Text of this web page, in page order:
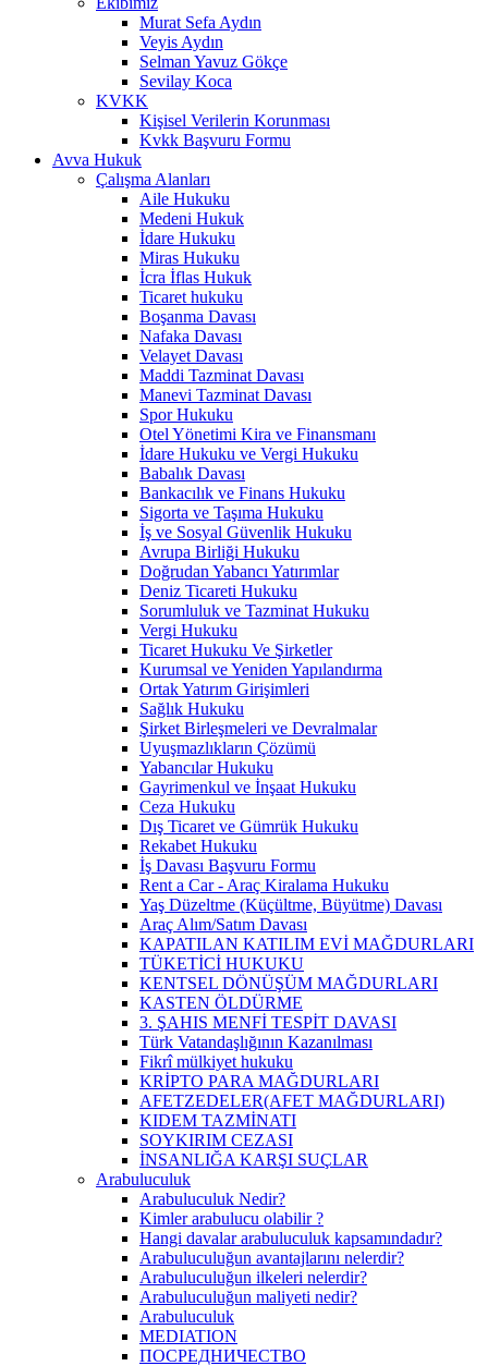
Murat Sefa Aydın
Veyis Aydın
Selman Yavuz Gökçe
Sevilay Koca
KVKK
Kişisel Verilerin Korunması
Kvkk Başvuru Formu
Avva Hukuk
Çalışma Alanları
Aile Hukuku
Medeni Hukuk
İdare Hukuku
Miras Hukuku
İcra İflas Hukuk
Ticaret hukuku
Boşanma Davası
Nafaka Davası
Velayet Davası
Maddi Tazminat Davası
Manevi Tazminat Davası
Spor Hukuku
Otel Yönetimi Kira ve Finansmanı
İdare Hukuku ve Vergi Hukuku
Babalık Davası
Bankacılık ve Finans Hukuku
Sigorta ve Taşıma Hukuku
İş ve Sosyal Güvenlik Hukuku
Avrupa Birliği Hukuku
Doğrudan Yabancı Yatırımlar
Deniz Ticareti Hukuku
Sorumluluk ve Tazminat Hukuku
Vergi Hukuku
Ticaret Hukuku Ve Şirketler
Kurumsal ve Yeniden Yapılandırma
Ortak Yatırım Girişimleri
Sağlık Hukuku
Şirket Birleşmeleri ve Devralmalar
Uyuşmazlıkların Çözümü
Yabancılar Hukuku
Gayrimenkul ve İnşaat Hukuku
Ceza Hukuku
Dış Ticaret ve Gümrük Hukuku
Rekabet Hukuku
İş Davası Başvuru Formu
Rent a Car - Araç Kiralama Hukuku
Yaş Düzeltme (Küçültme, Büyütme) Davası
Araç Alım/Satım Davası
KAPATILAN KATILIM EVİ MAĞDURLARI
TÜKETİCİ HUKUKU
KENTSEL DÖNÜŞÜM MAĞDURLARI
KASTEN ÖLDÜRME
3. ŞAHIS MENFİ TESPİT DAVASI
Türk Vatandaşlığının Kazanılması
Fikrî mülkiyet hukuku
KRİPTO PARA MAĞDURLARI
AFETZEDELER(AFET MAĞDURLARI)
KIDEM TAZMİNATI
SOYKIRIM CEZASI
İNSANLIĞA KARŞI SUÇLAR
Arabuluculuk
Arabuluculuk Nedir?
Kimler arabulucu olabilir ?
Hangi davalar arabuluculuk kapsamındadır?
Arabuluculuğun avantajlarını nelerdir?
Arabuluculuğun ilkeleri nelerdir?
Arabuluculuğun maliyeti nedir?
Arabuluculuk
MEDIATION
ПОСРЕДНИЧЕСТВО